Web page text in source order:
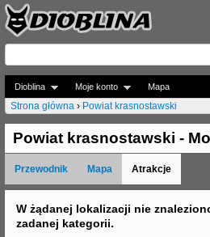
Jump to
Dioblina Moje konto Mapa
J
e
s
e
Strona główna › Powiat krasnostawski
Powiat krasnostawski -
Przewodnik Mapa Atrakcje
W żądanej lokalizacji nie
zadanej kategorii.